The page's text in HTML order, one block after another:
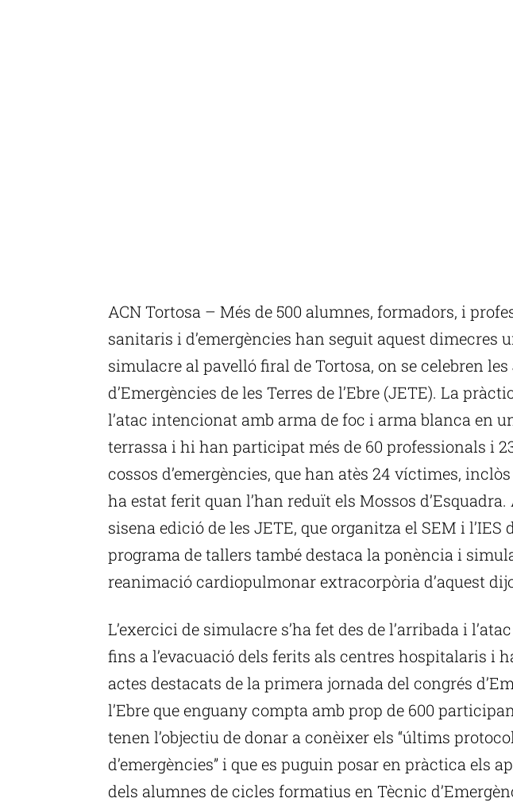
ACN Tortosa – Més de 500 alumnes, formadors, i
sanitaris i d’emergències han seguit aquest dimecres
simulacre al pavelló firal de Tortosa, on se celebren
d’Emergències de les Terres de l’Ebre (JETE). La
l’atac intencionat amb arma de foc i arma blanca en
terrassa i hi han participat més de 60 professionals i
cossos d’emergències, que han atès 24 víctimes, inclòs
ha estat ferit quan l’han reduït els Mossos d’Esquadra.
sisena edició de les JETE, que organitza el SEM i l’IES
programa de tallers també destaca la ponència i
reanimació cardiopulmonar extracorpòria d’aquest
L’exercici de simulacre s’ha fet des de l’arribada i
fins a l’evacuació dels ferits als centres hospitalaris i
actes destacats de la primera jornada del congrés
l’Ebre que enguany compta amb prop de 600
tenen l’objectiu de donar a conèixer els “últims
d’emergències” i que es puguin posar en pràctica els
dels alumnes de cicles formatius en Tècnic